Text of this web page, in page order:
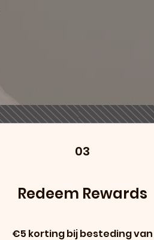
03
Redeem Rewards
€5 korting bij besteding van